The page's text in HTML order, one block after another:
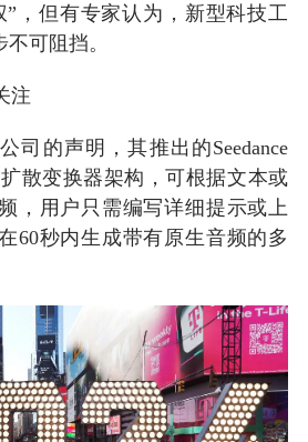
，但有专家认为，新型科技工
可阻挡。
注
的声明，其推出的Seedance
散变换器架构，可根据文本或
，用户只需编写详细提示或上
60秒内生成带有原生音频的多